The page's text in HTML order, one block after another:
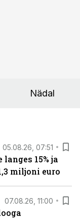
Nädal
05.08.26, 07:51
15% ja
miljoni euro
07.08.26, 11:00